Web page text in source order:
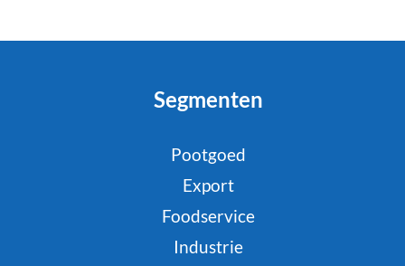
Segmenten
Pootgoed
Export
Foodservice
Industrie